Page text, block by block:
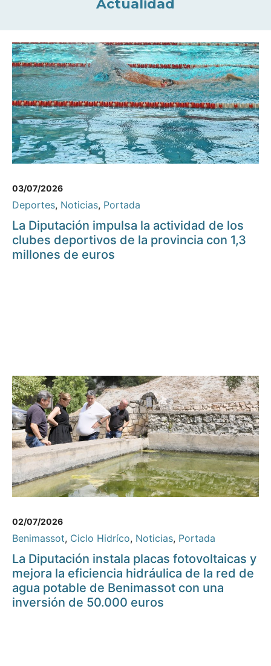
Actualidad
03/07/2026
Deportes, Noticias, Portada
La Diputación impulsa la actividad de los
clubes deportivos de la provincia con 1,3
millones de euros
02/07/2026
Benimassot, Ciclo Hidríco, Noticias, Portada
La Diputación instala placas fotovoltaicas y
mejora la eficiencia hidráulica de la red de
agua potable de Benimassot con una
inversión de 50.000 euros